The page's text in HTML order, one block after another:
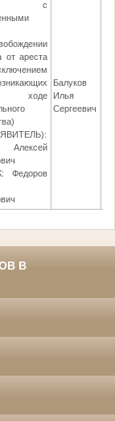
с
от ареста
Федоров
Балуков
Илья
Сергеевич
В